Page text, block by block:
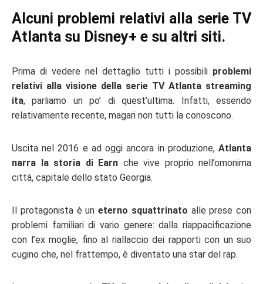
Alcuni problemi relativi alla serie TV
Atlanta su Disney+ e su altri siti.
Prima di vedere nel dettaglio tutti i possibili problemi
relativi alla visione della serie TV Atlanta streaming
ita, parliamo un po’ di quest’ultima. Infatti, essendo
relativamente recente, magari non tutti la conoscono.
Uscita nel 2016 e ad oggi ancora in produzione, Atlanta
narra la storia di Earn che vive proprio nell’omonima
città, capitale dello stato Georgia.
Il protagonista è un eterno squattrinato alle prese con
problemi familiari di vario genere: dalla riappacificazione
con l’ex moglie, fino al riallaccio dei rapporti con un suo
cugino che, nel frattempo, è diventato una star del rap.